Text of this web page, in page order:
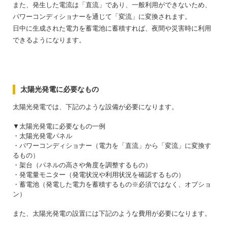
また、発生した電流は「直流」であり、一般利用ができないため、
パワーコンディショナーを通じて「変流」に変換されます。
日中に生成された電力を蓄電池に蓄積すれば、夜間や災害時に利用
できるようになります。
太陽光発電に必要なもの
太陽光発電では、下記のような設備が必要になります。
▼太陽光発電に必要なもの一例
・太陽光発電パネル
・パワーコンディショナー（電力を「直流」から「変流」に変換す
るもの）
・架台（パネルの高さや角度を調整するもの）
・発電量モニター（発電状況や利用状況を確認するもの）
・蓄電池（発電した電力を蓄積するもの※必須ではなく、オプショ
ン）
また、太陽光発電の設置には下記のような費用が必要になります。